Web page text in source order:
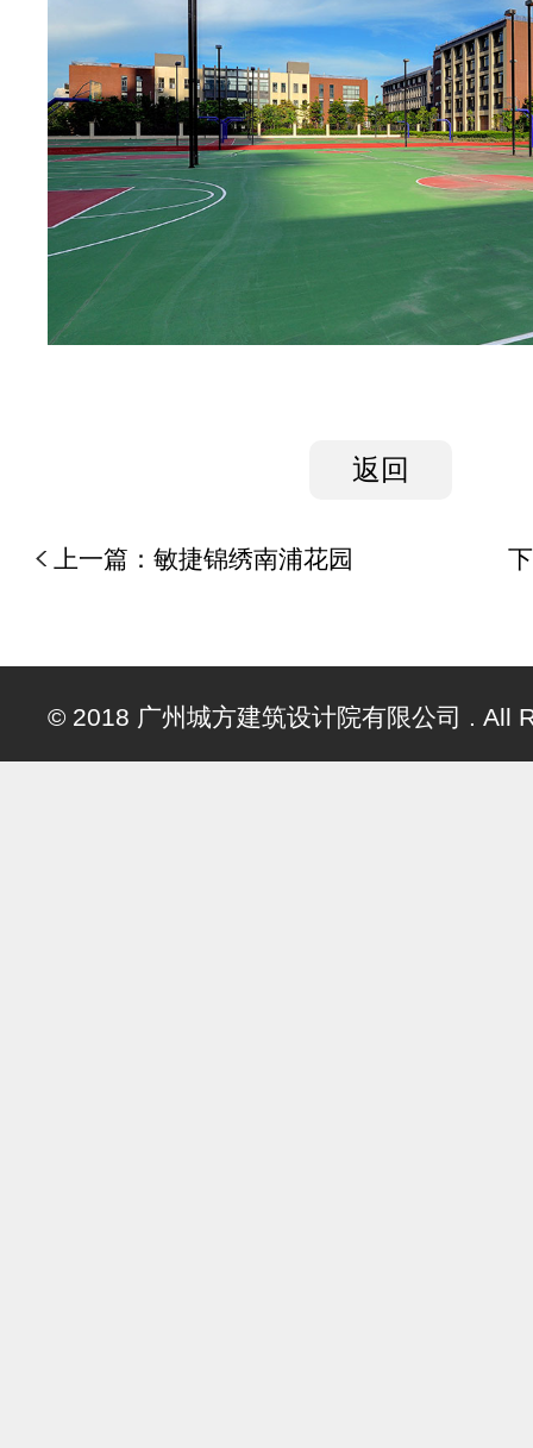
返回
上一篇： 敏捷锦绣南浦花园
© 2018 广州城方建筑设计院有限公司 . All